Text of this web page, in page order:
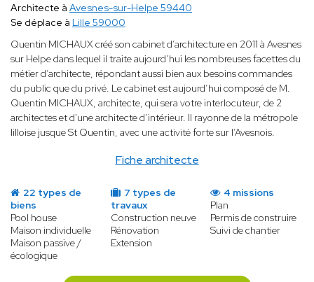
Fiche architecte
Architecte à Avesnes-sur-Helpe 59440
Se déplace à Lille 59000
Quentin MICHAUX créé son cabinet d’architecture en 2011 à Avesnes
sur Helpe dans lequel il traite aujourd’hui les nombreuses facettes du
métier d’architecte, répondant aussi bien aux besoins commandes
du public que du privé. Le cabinet est aujourd’hui composé de M.
Quentin MICHAUX, architecte, qui sera votre interlocuteur, de 2
architectes et d'une architecte d’intérieur. Il rayonne de la métropole
lilloise jusque St Quentin, avec une activité forte sur l’Avesnois.
22 types de
biens
Pool house
Maison individuelle
Maison passive /
écologique
7 types de
travaux
Construction neuve
Rénovation
Extension
4 missions
Plan
Permis de construire
Suivi de chantier